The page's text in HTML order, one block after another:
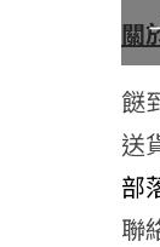
關
餸
送
部
聯